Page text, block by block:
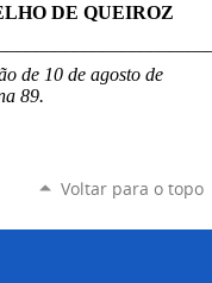
DE QUEIROZ
de 10 de agosto de
89.
Voltar para o topo